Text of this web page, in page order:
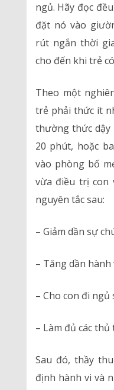
ngủ. Hãy đọc
đặt nó vào
rút ngắn thời
cho đến khi trẻ
Theo một
trẻ phải thức ít
thường thức dậy
20 phút, hoặc
vào phòng bố
vừa điều trị con
nguyên tắc sau:
– Giảm dần sự
– Tăng dần hành
– Cho con đi ngủ
– Làm đủ các thủ
Sau đó, thầy
định hành vi và